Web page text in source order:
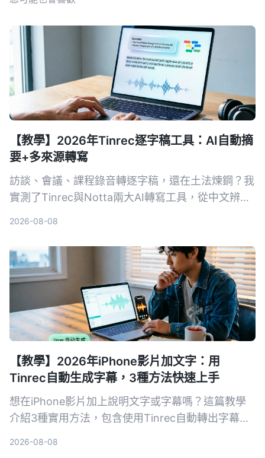
【教學】2026年Tinrec逐字稿工具：AI自動摘
要+多來源轉寫
訪談、會議、課程錄音轉逐字稿，還在土法煉鋼？我
實測了Tinrec與Notta兩大AI轉寫工具，從中文辨
2026-08-08
【教學】2026年iPhone影片加文字：用
Tinrec自動生成字幕，3種方法快速上手
想在iPhone影片加上說明文字或字幕嗎？這篇教學
介紹3種實用方法，包含使用Tinrec自動轉出字幕再
2026-08-08